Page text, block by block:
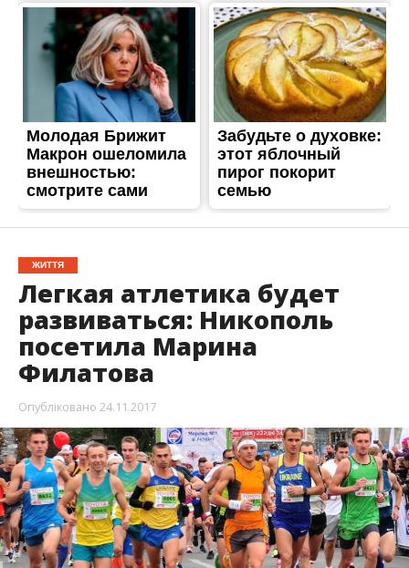
ЖИТТЯ
Легкая атлетика будет
развиваться: Никополь
посетила Марина
Филатова
Опубліковано 24.11.2017